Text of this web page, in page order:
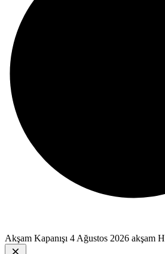
Akşam Kapanışı 4 Ağustos 2026 akşam